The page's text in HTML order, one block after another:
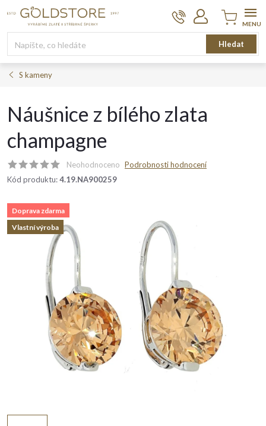
Hledat
Nákupní
košík
S kameny
Náušnice z bílého zlata
champagne
Neohodnoceno Podrobnosti hodnocení
Kód produktu:4.19.NA900259
Doprava zdarma
Vlastní výroba